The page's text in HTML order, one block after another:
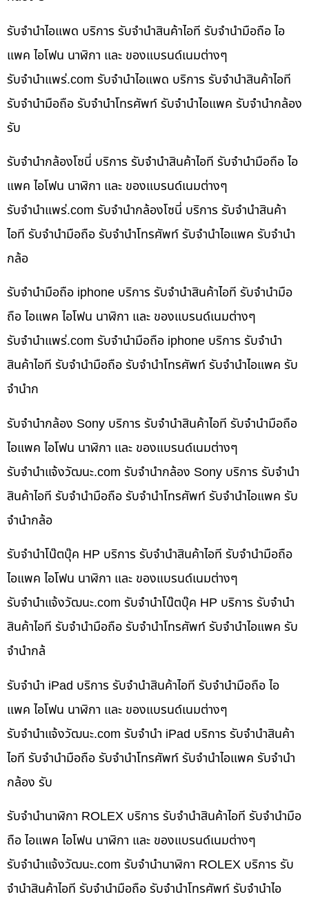
รับจำนำไอแพด บริการ รับจำนำสินค้าไอที รับจำนำมือถือ ไอ
แพค ไอโฟน นาฬิกา และ ของแบรนด์เนมต่างๆ
รับจํานําแพร่.com รับจำนำไอแพด บริการ รับจำนำสินค้าไอที
รับจำนำมือถือ รับจำนำโทรศัพท์ รับจำนำไอแพค รับจำนำกล้อง
รับ
รับจำนำกล้องโซนี่ บริการ รับจำนำสินค้าไอที รับจำนำมือถือ ไอ
แพค ไอโฟน นาฬิกา และ ของแบรนด์เนมต่างๆ
รับจํานําแพร่.com รับจำนำกล้องโซนี่ บริการ รับจำนำสินค้า
ไอที รับจำนำมือถือ รับจำนำโทรศัพท์ รับจำนำไอแพค รับจำนำ
กล้อ
รับจำนำมือถือ iphone บริการ รับจำนำสินค้าไอที รับจำนำมือ
ถือ ไอแพค ไอโฟน นาฬิกา และ ของแบรนด์เนมต่างๆ
รับจํานําแพร่.com รับจำนำมือถือ iphone บริการ รับจำนำ
สินค้าไอที รับจำนำมือถือ รับจำนำโทรศัพท์ รับจำนำไอแพค รับ
จำนำก
รับจำนำกล้อง Sony บริการ รับจำนำสินค้าไอที รับจำนำมือถือ
ไอแพค ไอโฟน นาฬิกา และ ของแบรนด์เนมต่างๆ
รับจํานําแจ้งวัฒนะ.com รับจำนำกล้อง Sony บริการ รับจำนำ
สินค้าไอที รับจำนำมือถือ รับจำนำโทรศัพท์ รับจำนำไอแพค รับ
จำนำกล้อ
รับจำนำโน๊ตบุ๊ค HP บริการ รับจำนำสินค้าไอที รับจำนำมือถือ
ไอแพค ไอโฟน นาฬิกา และ ของแบรนด์เนมต่างๆ
รับจํานําแจ้งวัฒนะ.com รับจำนำโน๊ตบุ๊ค HP บริการ รับจำนำ
สินค้าไอที รับจำนำมือถือ รับจำนำโทรศัพท์ รับจำนำไอแพค รับ
จำนำกล้
รับจำนำ iPad บริการ รับจำนำสินค้าไอที รับจำนำมือถือ ไอ
แพค ไอโฟน นาฬิกา และ ของแบรนด์เนมต่างๆ
รับจํานําแจ้งวัฒนะ.com รับจำนำ iPad บริการ รับจำนำสินค้า
ไอที รับจำนำมือถือ รับจำนำโทรศัพท์ รับจำนำไอแพค รับจำนำ
กล้อง รับ
รับจำนำนาฬิกา ROLEX บริการ รับจำนำสินค้าไอที รับจำนำมือ
ถือ ไอแพค ไอโฟน นาฬิกา และ ของแบรนด์เนมต่างๆ
รับจํานําแจ้งวัฒนะ.com รับจำนำนาฬิกา ROLEX บริการ รับ
จำนำสินค้าไอที รับจำนำมือถือ รับจำนำโทรศัพท์ รับจำนำไอ